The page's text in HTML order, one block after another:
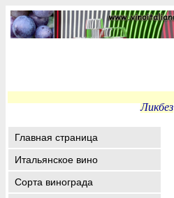
Ликбез
Главная страница
Итальянское вино
Сорта винограда